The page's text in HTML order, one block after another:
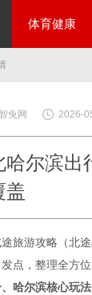
体育健康
智兔网 2026-
哈尔滨出
盖
游攻略（北途
点，整理全方
尔滨核心玩法